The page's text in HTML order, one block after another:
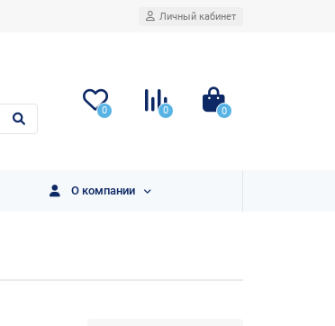
Личный кабинет
0 0 0
О компании